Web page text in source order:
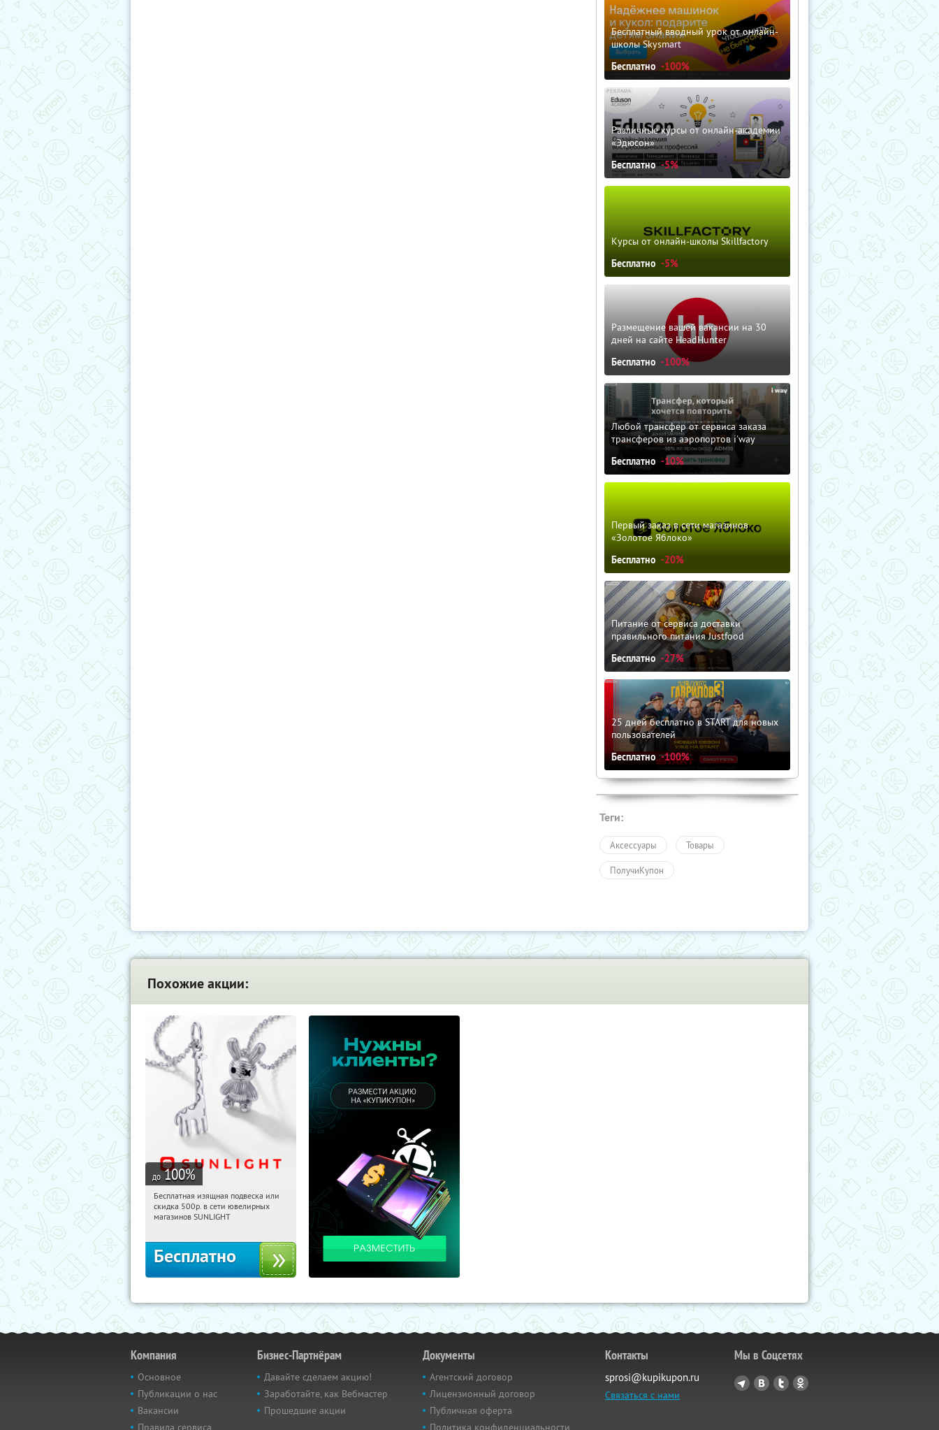
Бесплатный вводный урок от онлайн-
школы Skysmart
Бесплатно -100%
Различные курсы от онлайн-академии
«Эдюсон»
Бесплатно -5%
Курсы от онлайн-школы Skillfactory
Бесплатно -5%
Размещение вашей вакансии на 30
дней на сайте HeadHunter
Бесплатно -100%
Любой трансфер от сервиса заказа
трансферов из аэропортов i'way
Бесплатно -10%
Первый заказ в сети магазинов
«Золотое Яблоко»
Бесплатно -20%
Питание от сервиса доставки
правильного питания Justfood
Бесплатно -27%
25 дней бесплатно в START для новых
пользователей
Бесплатно -100%
Теги:
Аксессуары Товары
ПолучиКупон
Похожие акции:
до 100%
14:14:19 Получили:
Россия
Бесплатная изящная подвеска или
скидка 500р. в сети ювелирных
магазинов SUNLIGHT
Бесплатно
Компания
Основное
Публикации о нас
Вакансии
Правила сервиса
Бизнес-Партнёрам
Давайте сделаем акцию!
Заработайте, как Вебмастер
Прошедшие акции
Документы
Агентский договор
Лицензионный договор
Публичная оферта
Политика конфиденциальности
Контакты
sprosi@kupikupon.ru
Связаться с нами
Мы в Соцсетях